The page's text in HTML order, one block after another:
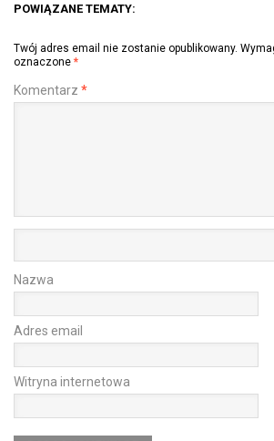
POWIĄZANE TEMATY:
Twój adres email nie zostanie opublikowany.
oznaczone *
Komentarz *
Nazwa
Adres email
Witryna internetowa